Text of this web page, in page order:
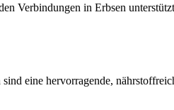
Verbindungen in Erbsen
eine hervorragende,